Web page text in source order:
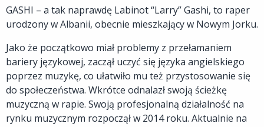
GASHI – a tak naprawdę Labinot “Larry” Gashi, to raper
urodzony w Albanii, obecnie mieszkający w Nowym Jorku.
Jako że początkowo miał problemy z przełamaniem
bariery językowej, zaczął uczyć się języka angielskiego
poprzez muzykę, co ułatwiło mu też przystosowanie się
do społeczeństwa. Wkrótce odnalazł swoją ścieżkę
muzyczną w rapie. Swoją profesjonalną działalność na
rynku muzycznym rozpoczął w 2014 roku. Aktualnie na